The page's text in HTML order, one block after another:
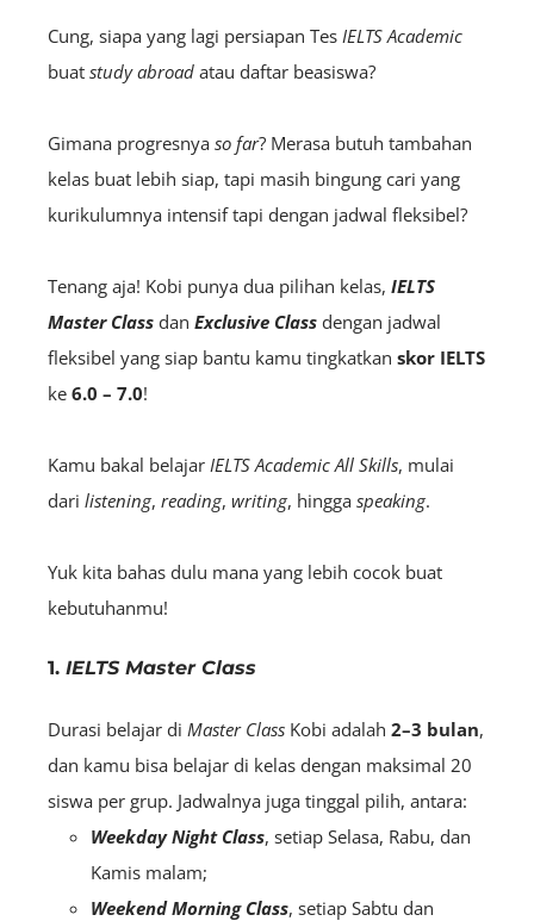
Cung, siapa yang lagi persiapan Tes IELTS Academic
buat study abroad atau daftar beasiswa?
Gimana progresnya so far? Merasa butuh tambahan
kelas buat lebih siap, tapi masih bingung cari yang
kurikulumnya intensif tapi dengan jadwal fleksibel?
Tenang aja! Kobi punya dua pilihan kelas, IELTS
Master Class dan Exclusive Class dengan jadwal
fleksibel yang siap bantu kamu tingkatkan skor IELTS
ke 6.0 – 7.0!
Kamu bakal belajar IELTS Academic All Skills, mulai
dari listening, reading, writing, hingga speaking.
Yuk kita bahas dulu mana yang lebih cocok buat
kebutuhanmu!
1. IELTS Master Class
Durasi belajar di Master Class Kobi adalah 2–3 bulan,
dan kamu bisa belajar di kelas dengan maksimal 20
siswa per grup. Jadwalnya juga tinggal pilih, antara:
Weekday Night Class, setiap Selasa, Rabu, dan
Kamis malam;
Weekend Morning Class, setiap Sabtu dan